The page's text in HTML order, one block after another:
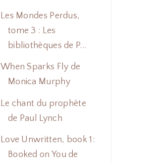
Les Mondes Perdus,
tome 3 : Les
bibliothèques de P...
When Sparks Fly de
Monica Murphy
Le chant du prophète
de Paul Lynch
Love Unwritten, book 1:
Booked on You de